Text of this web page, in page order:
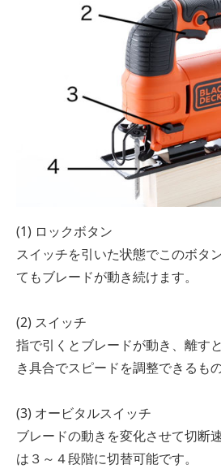
(1) ロックボタン
スイッチを引いた状態でこのボタ
てもブレードが動き続けます。
(2) スイッチ
指で引くとブレードが動き、離す
き具合でスピードを調整できるも
(3) オービタルスイッチ
ブレードの動きを変化させて切断
は３～４段階に切替可能です。